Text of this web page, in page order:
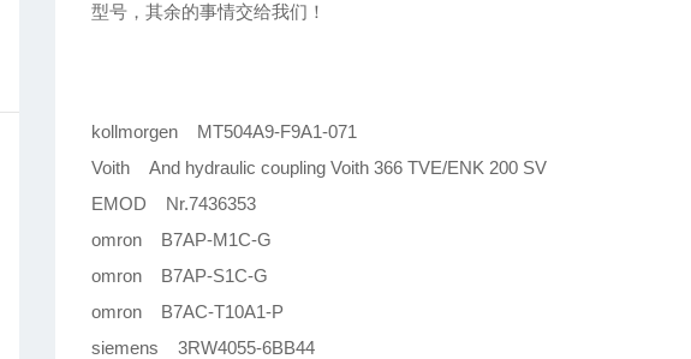
型号，其余的事情交给我们！
kollmorgen MT504A9-F9A1-071
Voith And hydraulic coupling Voith 366 TVE/ENK 200 SV
EMOD Nr.7436353
omron B7AP-M1C-G
omron B7AP-S1C-G
omron B7AC-T10A1-P
siemens 3RW4055-6BB44